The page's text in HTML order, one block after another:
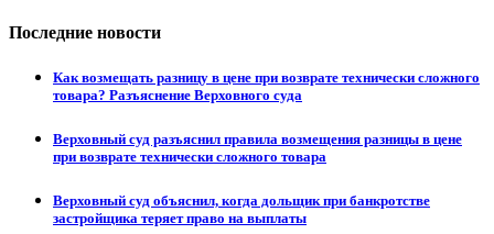
Последние новости
Как возмещать разницу в цене при возврате технически сложного
товара? Разъяснение Верховного суда
Верховный суд разъяснил правила возмещения разницы в цене
при возврате технически сложного товара
Верховный суд объяснил, когда дольщик при банкротстве
застройщика теряет право на выплаты